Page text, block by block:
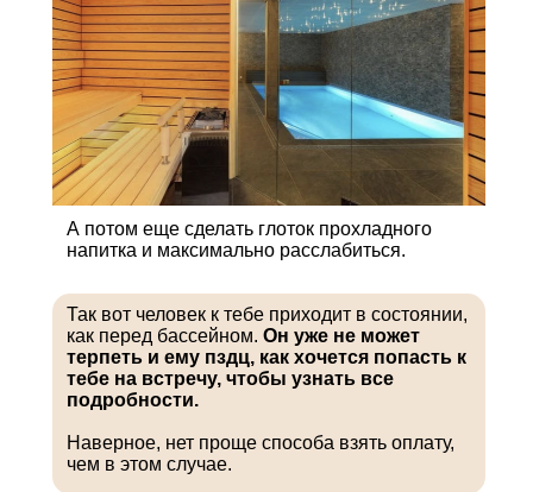
А потом еще сделать глоток прохладного
напитка и максимально расслабиться.
Так вот человек к тебе приходит в состоянии,
как перед бассейном. Он уже не может
терпеть и ему пздц, как хочется попасть к
тебе на встречу, чтобы узнать все
подробности.
Наверное, нет проще способа взять оплату,
чем в этом случае.